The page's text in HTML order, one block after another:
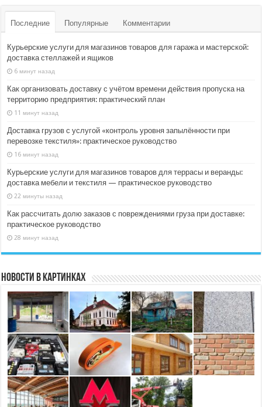
Последние Популярные Комментарии
Курьерские услуги для магазинов товаров для гаража и мастерской:
доставка стеллажей и ящиков
6 минут назад
Как организовать доставку с учётом времени действия пропуска на
территорию предприятия: практический план
11 минут назад
Доставка грузов с услугой «контроль уровня запылённости при
перевозке текстиля»: практическое руководство
16 минут назад
Курьерские услуги для магазинов товаров для террасы и веранды:
доставка мебели и текстиля — практическое руководство
22 минуты назад
Как рассчитать долю заказов с повреждениями груза при доставке:
практическое руководство
28 минут назад
Новости в картинках